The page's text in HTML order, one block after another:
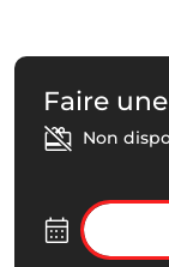
Faire
Non